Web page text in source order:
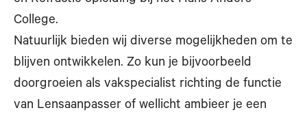
College.
Natuurlijk bieden wij diverse mogelijkheden om te
blijven ontwikkelen. Zo kun je bijvoorbeeld
doorgroeien als vakspecialist richting de functie
van Lensaanpasser of wellicht ambieer je een